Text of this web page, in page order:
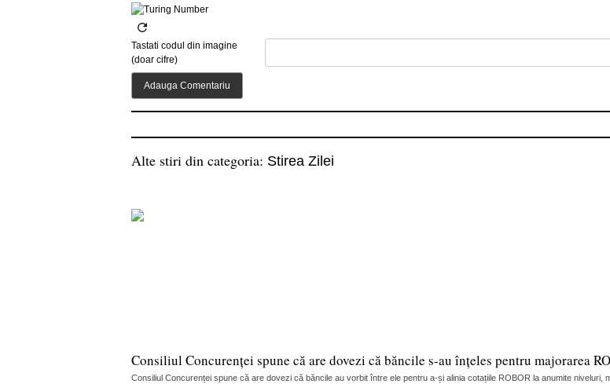
Tastati codul din imagine
(doar cifre)
Alte stiri din categoria: Stirea Zilei
Consiliul Concurenței spune că are dovezi că băncile s-au înțeles pentru majorarea
Consiliul Concurenței spune că are dovezi că băncile au vorbit între ele pentru a-și alinia cotațiile ROBOR la anumite niveluri,